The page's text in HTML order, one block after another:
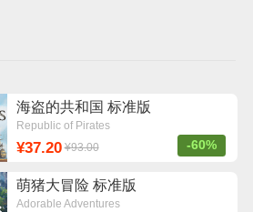
海盗的共和国 标准版
Republic of Pirates
¥37.20 ¥93.00 -60%
萌猪大冒险 标准版
Adorable Adventures